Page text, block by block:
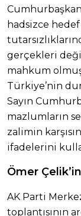
hadsizce
gerçekleri
mahkum
Türkiye’nin
Sayın
mazlumların
zalimin
ifadelerini
Ömer
AK Parti
toplantısının